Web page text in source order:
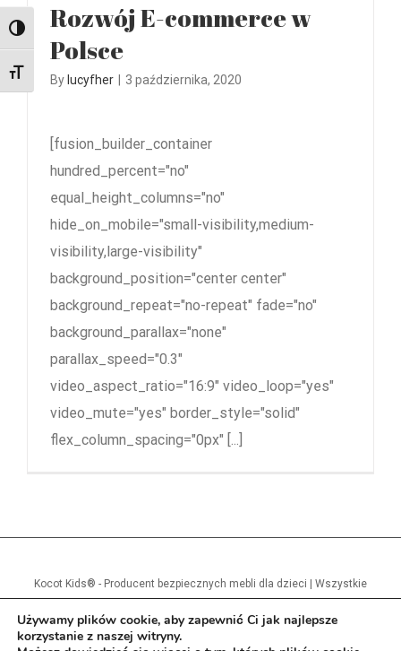
Przełącz wysoki kontrast
Zmień rozmiar czcionek
Rozwój E-commerce w
Polsce
By lucyfher 3 października, 2020
[fusion_builder_container
hundred_percent="no"
equal_height_columns="no"
hide_on_mobile="small-visibility,medium-
visibility,large-visibility"
background_position="center center"
background_repeat="no-repeat" fade="no"
background_parallax="none"
parallax_speed="0.3"
video_aspect_ratio="16:9" video_loop="yes"
video_mute="yes" border_style="solid"
flex_column_spacing="0px" [...]
Kocot Kids® - Producent bezpiecznych mebli dla dzieci | Wszystkie
Używamy plików cookie, aby zapewnić Ci jak najlepsze
korzystanie z naszej witryny.